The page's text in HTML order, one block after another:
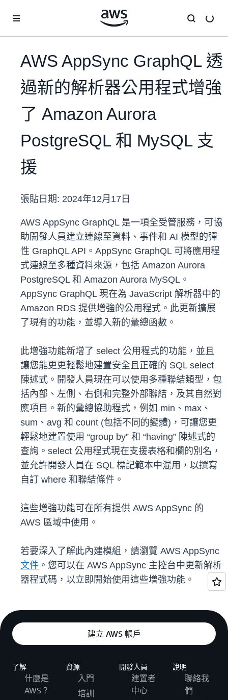
AWS AppSync GraphQL 透
過新的解析器公用程式增強
了 Amazon Aurora
PostgreSQL 和 MySQL 支
援
張貼日期: 2024年12月17日
AWS AppSync GraphQL 是一項全受管服務，可協
助開發人員建立連線至資料、事件和 AI 模型的彈
性 GraphQL API。AppSync GraphQL 可將應用程
式連線至多種資料來源，包括 Amazon Aurora
PostgreSQL 和 Amazon Aurora MySQL。
AppSync GraphQL 現在為 JavaScript 解析器中的
Amazon RDS 提供增強的公用程式。此更新擴展
了現有的功能，並導入新的彙總函數。
此增強功能新增了 select 公用程式的功能，並且
讓您能更更輕鬆地建置安全且正確的 SQL select
陳述式。開發人員現在可以使用多種聯結類型，包
括內部、左側、右側和完整外部聯結，及其自然對
應項目。新的彙總協助程式，例如 min、max、
sum、avg 和 count (包括不同的變體)，可讓您更
輕鬆地建置使用 “group by” 和 “having” 陳述式的
查詢。select 公用程式現在支援表格和欄的別名，
並允許開發人員在 SQL 標記範本中混用，以撰寫
自訂 where 和聯結條件。
這些增強功能可在所有提供 AWS AppSync 的
AWS 區域中使用。
若要深入了解此內建模組，請瀏覽 AWS AppSync
文件 。您可以在 AWS AppSync 主控台中更新解析
器程式碼，以立即開始使用這些增強功能。
建立 AWS 帳戶
了解
什麼是
AWS？
資源
入門
培訓
開發人員
建置者
中心
說明
聯絡我
們